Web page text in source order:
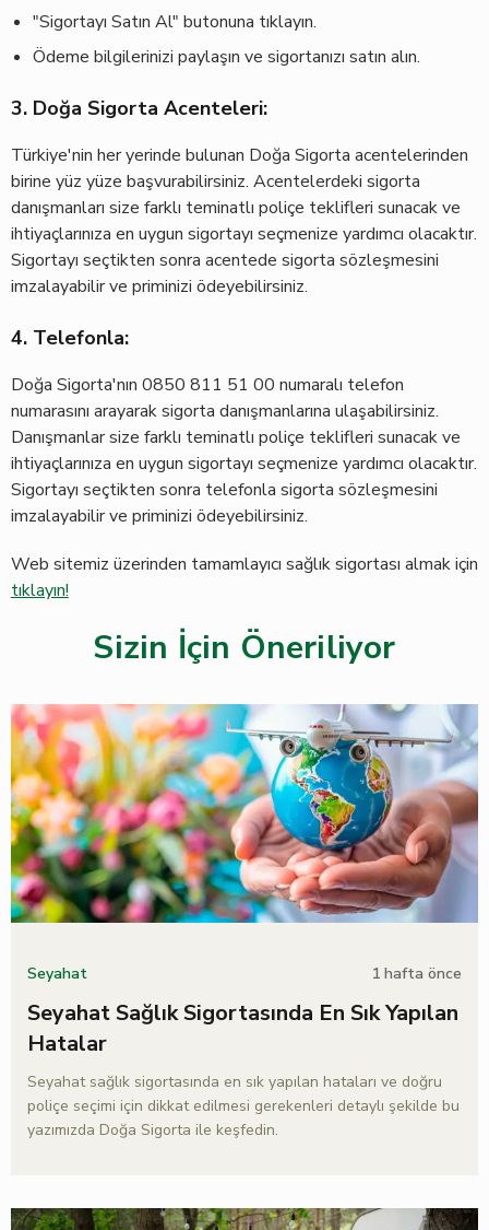
"Sigortayı Satın Al" butonuna tıklayın.
Ödeme bilgilerinizi paylaşın ve sigortanızı satın alın.
3. Doğa Sigorta Acenteleri:
Türkiye'nin her yerinde bulunan Doğa Sigorta acentelerinden
birine yüz yüze başvurabilirsiniz. Acentelerdeki sigorta
danışmanları size farklı teminatlı poliçe teklifleri sunacak ve
ihtiyaçlarınıza en uygun sigortayı seçmenize yardımcı olacaktır.
Sigortayı seçtikten sonra acentede sigorta sözleşmesini
imzalayabilir ve priminizi ödeyebilirsiniz.
4. Telefonla:
Doğa Sigorta'nın 0850 811 51 00 numaralı telefon
numarasını arayarak sigorta danışmanlarına ulaşabilirsiniz.
Danışmanlar size farklı teminatlı poliçe teklifleri sunacak ve
ihtiyaçlarınıza en uygun sigortayı seçmenize yardımcı olacaktır.
Sigortayı seçtikten sonra telefonla sigorta sözleşmesini
imzalayabilir ve priminizi ödeyebilirsiniz.
Web sitemiz üzerinden tamamlayıcı sağlık sigortası almak için
tıklayın!
Sizin İçin Öneriliyor
Seyahat 1 hafta önce
Seyahat Sağlık Sigortasında En Sık Yapılan
Hatalar
Seyahat sağlık sigortasında en sık yapılan hataları ve doğru
poliçe seçimi için dikkat edilmesi gerekenleri detaylı şekilde bu
yazımızda Doğa Sigorta ile keşfedin.